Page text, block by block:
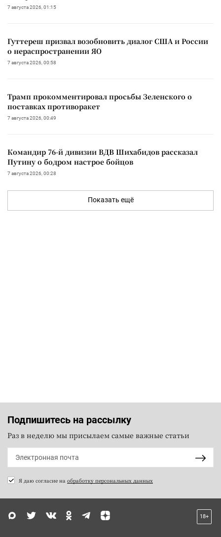
7 августа 2026, 01:15
Гуттереш призвал возобновить диалог США и России
о нераспространении ЯО
7 августа 2026, 00:58
Трамп прокомментировал просьбы Зеленского о
поставках противоракет
7 августа 2026, 00:49
Командир 76-й дивизии ВДВ Шихабидов рассказал
Путину о бодром настрое бойцов
7 августа 2026, 00:28
Показать ещё
Подпишитесь на рассылку
Раз в неделю мы присылаем самые важные статьи
Я даю согласие на обработку персональных данных
18+